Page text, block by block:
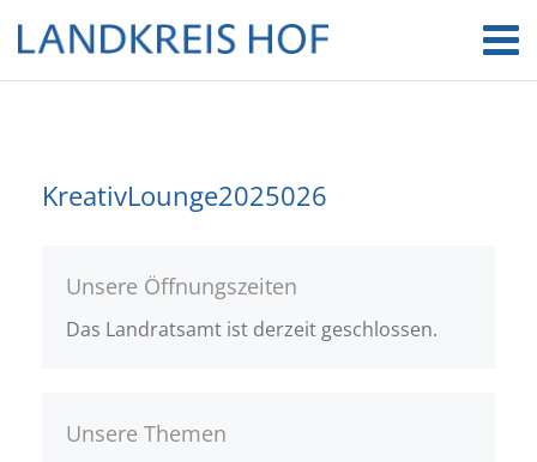
KreativLounge2025026
Unsere Öffnungszeiten
Das Landratsamt ist derzeit geschlossen.
Unsere Themen